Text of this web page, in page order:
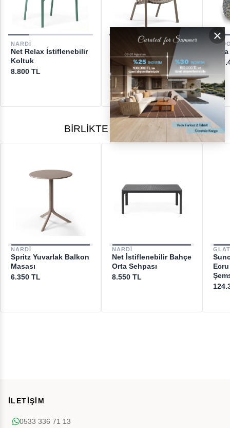
DESTEK
[email protected]
NARDI
Net Relax İstiflenebilir
Koltuk
8.800 TL
Folio İstiflenebilir
Koltuk
12.650 TL
BIRLIKTE ALINANLAR
NARDI
Spritz Yuvarlak Balkon
Masası
6.350 TL
NARDI
Net İstiflenebilir Bahçe
Orta Sehpası
8.550 TL
Ecru
×
İLETİŞİM
0533 336 71 13